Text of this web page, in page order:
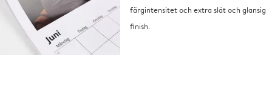
färgintensitet och extra slät och glansig
finish.